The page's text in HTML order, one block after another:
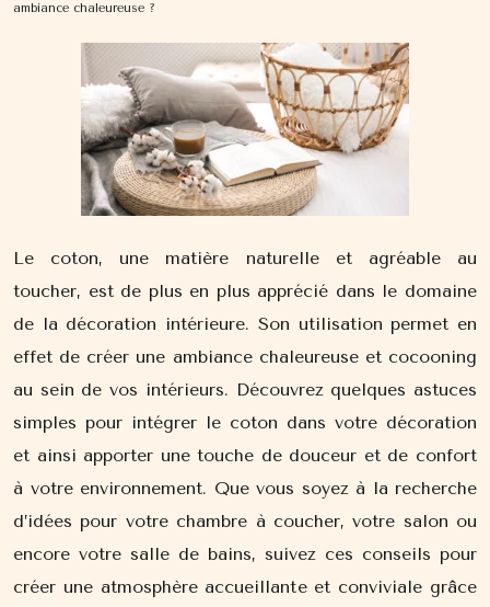
ambiance chaleureuse ?
Le coton, une matière naturelle et agréable au
toucher, est de plus en plus apprécié dans le domaine
de la décoration intérieure. Son utilisation permet en
effet de créer une ambiance chaleureuse et cocooning
au sein de vos intérieurs. Découvrez quelques astuces
simples pour intégrer le coton dans votre décoration
et ainsi apporter une touche de douceur et de confort
à votre environnement. Que vous soyez à la recherche
d’idées pour votre chambre à coucher, votre salon ou
encore votre salle de bains, suivez ces conseils pour
créer une atmosphère accueillante et conviviale grâce